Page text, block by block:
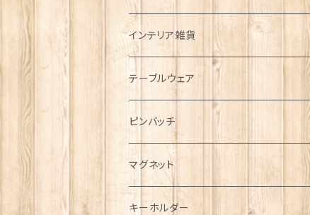
帽子
キャップ
ハンチング帽
キャスケット
ディアストーカー
Tシャツ
マフラー
タータン【Bronte by Moon】
タータン【Glencroft】
サッシュ
スカーフ
ORTAK
ブローチ
ペンダント
チャーム
その他のアクセサリー
インテリア雑貨
インテリア置物
ラブスプーン
ラブスプーン【SION LLEWELLYN】
ラブスプーン【PAUL CURTIS】
ファブリック
テーブルウェア
ティータオル
ペーパーナプキン
ティーコジー
ピンバッチ
ジェネラルデザイン
乗り物
ミリタリー
マグネット
キーホルダー